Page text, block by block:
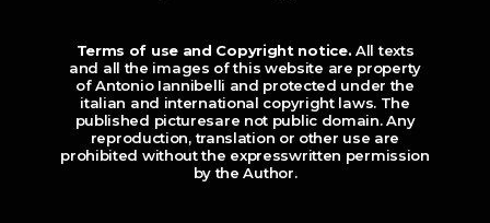
Terms of use and Copyright notice. All texts
and all the images of this website are property
of Antonio Iannibelli and protected under the
italian and international copyright laws. The
published picturesare not public domain. Any
reproduction, translation or other use are
prohibited without the expresswritten permission
by the Author.